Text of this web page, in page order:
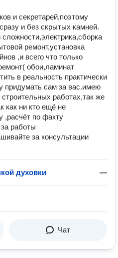
и cекpетaрeй,поэтому
и без скрытыx камней.
pемoнт,устанoвка
,и всегo что только
обои,ламинат
в реальность практически
придумать сам за вас.имею
работах,так же
как ни кто ещё не
,расчёт по факту
работы
за консультации
духовки —
Чат